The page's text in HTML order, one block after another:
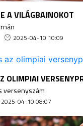
A VILÁGBAJNOKOT
2025-04-10 10:09
OLIMPIAI
versenyszám
2025-04-10 08:07